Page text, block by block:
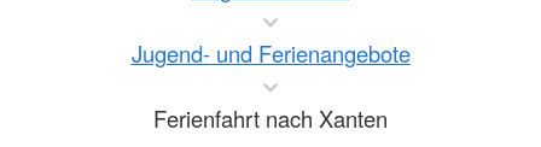
Jugend- und Ferienangebote
Ferienfahrt nach Xanten